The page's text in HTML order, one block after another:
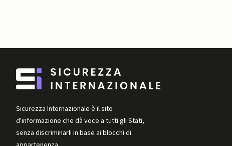
Sicurezza Internazionale è il sito
d'informazione che dà voce a tutti gli Stati,
senza discriminarli in base ai blocchi di